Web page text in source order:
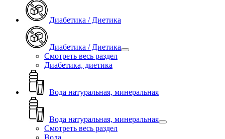
Диабетика / Диетика
Диабетика / Диетика
Смотреть весь раздел
Диабетика, диетика
Вода натуральная, минеральная
Вода натуральная, минеральная
Смотреть весь раздел
Вода